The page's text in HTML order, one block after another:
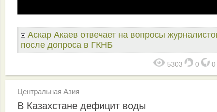
Аскар Акаев отвечает на вопросы
после допроса в ГКНБ
5303 0 0
Центральная Азия
В Казахстане дефицит воды